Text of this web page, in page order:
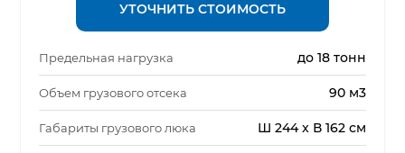
УТОЧНИТЬ СТОИМОСТЬ
Предельная нагрузка до 18 тонн
Объем грузового отсека 90 м3
Габариты грузового люка Ш 244 x В 162 см